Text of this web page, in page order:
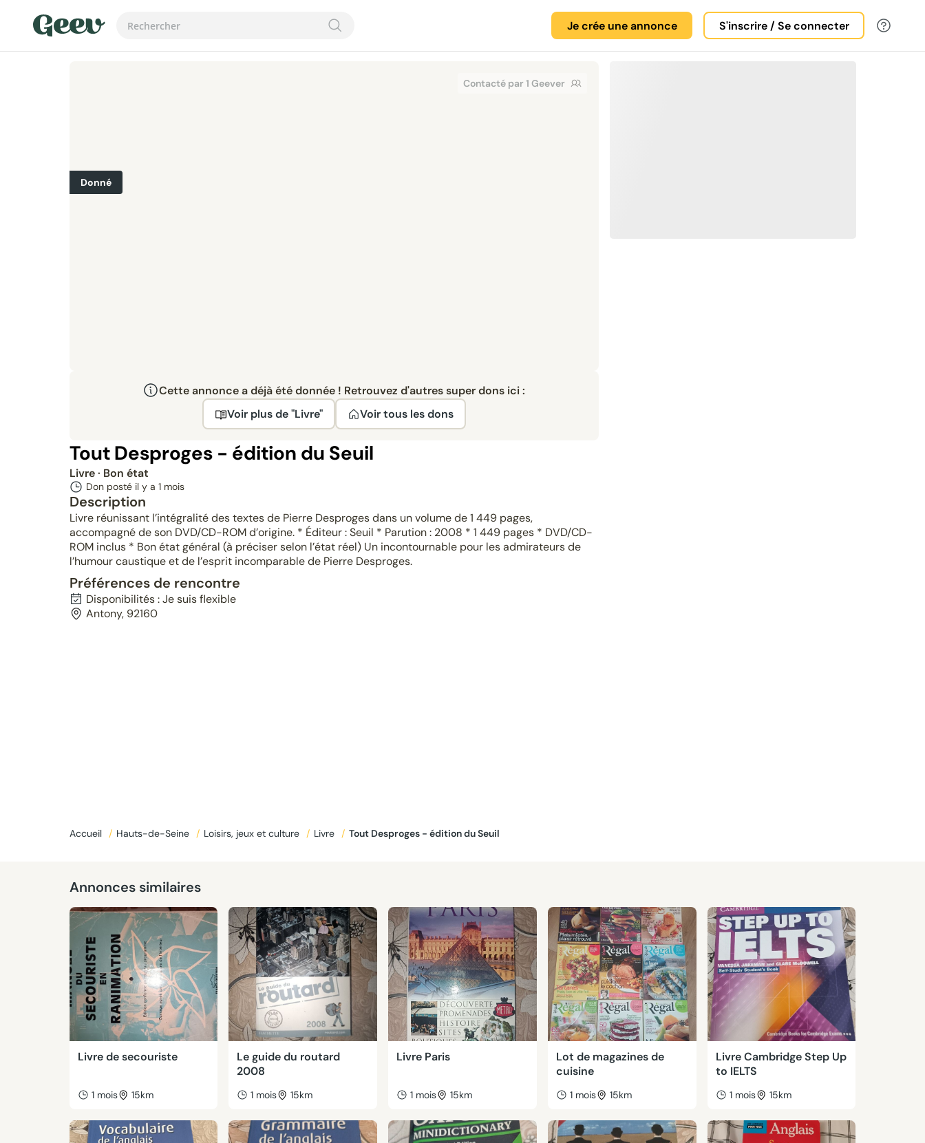
Je crée une annonce S'inscrire / Se connecter
Contacté par 1 Geever
Donné
Cette annonce a déjà été donnée ! Retrouvez d'autres super dons ici :
Voir plus de "Livre"
Voir tous les dons
Tout Desproges - édition du Seuil
Livre· Bon état
Don posté il y a 1 mois
Description
Livre réunissant l’intégralité des textes de Pierre Desproges dans un volume de 1 449 pages,
accompagné de son DVD/CD-ROM d’origine. * Éditeur : Seuil * Parution : 2008 * 1 449 pages * DVD/CD-
ROM inclus * Bon état général (à préciser selon l’état réel) Un incontournable pour les admirateurs de
l’humour caustique et de l’esprit incomparable de Pierre Desproges.
Préférences de rencontre
Disponibilités : Je suis flexible
Antony, 92160
Accueil / Hauts-de-Seine / Loisirs, jeux et culture / Livre / Tout Desproges - édition du Seuil
Annonces similaires
Livre de secouriste
1 mois 15km
Le guide du routard
2008
1 mois 15km
Livre Paris
1 mois 15km
Lot de magazines de
cuisine
1 mois 15km
Livre Cambridge Step Up
to IELTS
1 mois 15km